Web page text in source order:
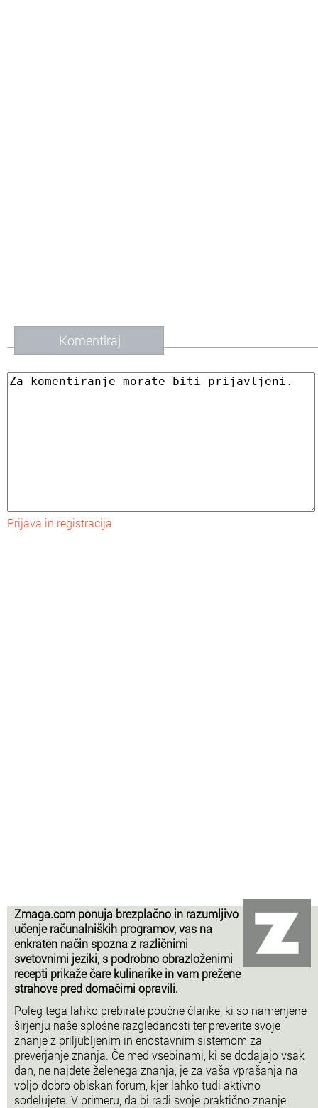
Komentiraj
Prijava in registracija
Zmaga.com ponuja brezplačno in razumljivo
učenje računalniških programov, vas na
enkraten način spozna z različnimi
svetovnimi jeziki, s podrobno obrazloženimi
recepti prikaže čare kulinarike in vam prežene
strahove pred domačimi opravili.
Poleg tega lahko prebirate poučne članke, ki so namenjene
širjenju naše splošne razgledanosti ter preverite svoje
znanje z priljubljenim in enostavnim sistemom za
preverjanje znanja. Če med vsebinami, ki se dodajajo vsak
dan, ne najdete želenega znanja, je za vaša vprašanja na
voljo dobro obiskan forum, kjer lahko tudi aktivno
sodelujete. V primeru, da bi radi svoje praktično znanje